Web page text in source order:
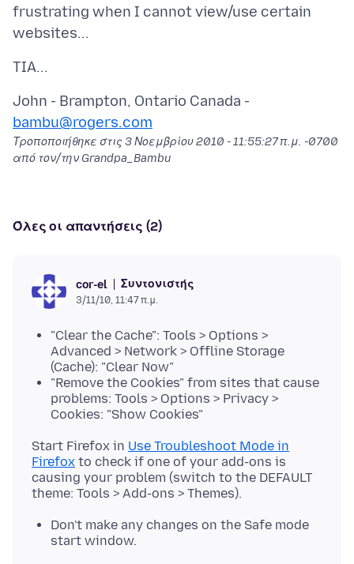
frustrating when I cannot view/use certain
John - Brampton, Ontario Canada -
bambu@rogers.com
Τροποποιήθηκε στις 3 Νοεμβρίου 2010 - 11:55:27 π.μ. -0700
από τον/την Grandpa_Bambu
Όλες οι απαντήσεις (2)
cor-el Συντονιστής
3/11/10, 11:47 π.μ.
"Clear the Cache": Tools > Options >
Advanced > Network > Offline Storage
(Cache): "Clear Now"
"Remove the Cookies" from sites that cause
problems: Tools > Options > Privacy >
Cookies: "Show Cookies"
Start Firefox in Use Troubleshoot Mode in
Firefox to check if one of your add-ons is
causing your problem (switch to the DEFAULT
Don't make any changes on the Safe mode
start window.